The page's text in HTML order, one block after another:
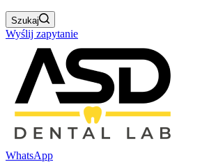
Szukaj
Wyślij zapytanie
WhatsApp